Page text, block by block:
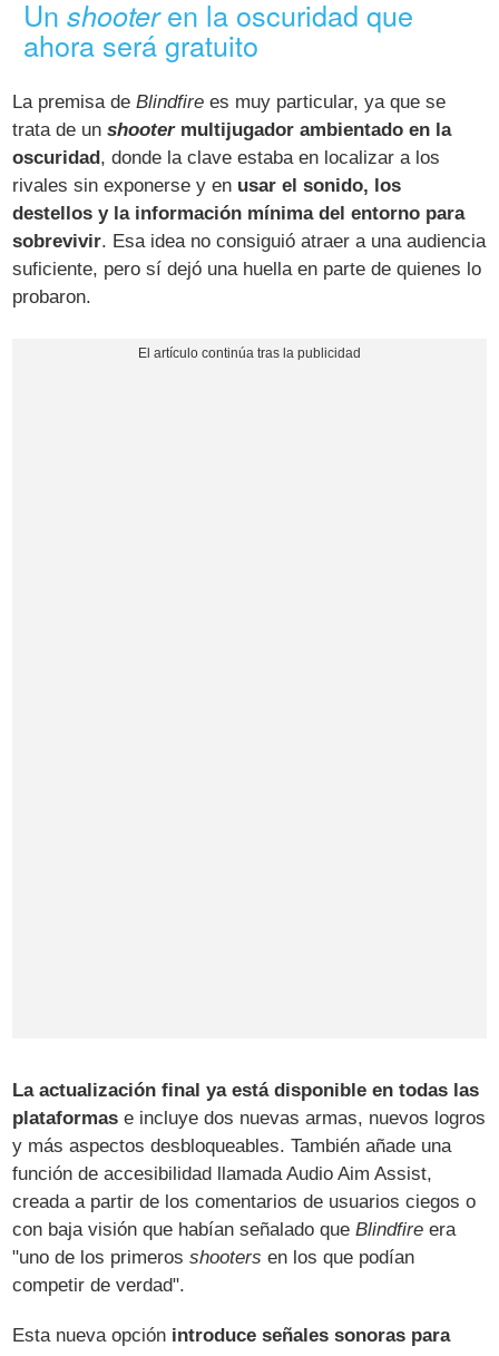
Unshooteren la oscuridad que
ahora será gratuito
La premisa deBlindfire es muy particular, ya que se
trata de unshootermultijugador ambientado en la
oscuridad , donde la clave estaba en localizar a los
rivales sin exponerse y en usar el sonido, los
destellos y la información mínima del entorno para
sobrevivir. Esa idea no consiguió atraer a una audiencia
suficiente, pero sí dejó una huella en parte de quienes lo
probaron.
La actualización final ya está disponible en todas las
plataformas e incluye dos nuevas armas, nuevos logros
y más aspectos desbloqueables. También añade una
función de accesibilidad llamada Audio Aim Assist,
creada a partir de los comentarios de usuarios ciegos o
con baja visión que habían señalado queBlindfire era
"uno de los primerosshooters en los que podían
competir de verdad".
Esta nueva opción introduce señales sonoras para